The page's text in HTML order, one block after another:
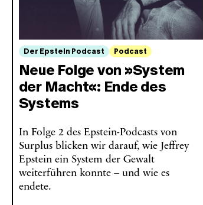
Der Epstein Podcast Podcast
Neue Folge von »System
der Macht«: Ende des
Systems
In Folge 2 des Epstein-Podcasts von
Surplus blicken wir darauf, wie Jeffrey
Epstein ein System der Gewalt
weiterführen konnte – und wie es
endete.